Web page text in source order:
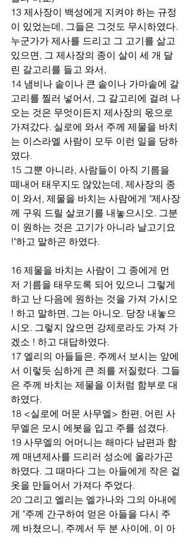
13 제사장이 백성에게 지켜야 하는 규정
이 있었는데, 그들은 그것도 무시하였다.
누군가가 제사를 드리고 그 고기를 삶고
있으면, 그 제사장의 종이 살이 세 개 달
린 갈고리를 들고 와서,
14 냄비나 솥이나 큰 솥이나 가마솥에 갈
고리를 찔러 넣어서, 그 갈고리에 걸려 나
오는 것은 무엇이든지 제사장의 몫으로
가져갔다. 실로에 와서 주께 제물을 바치
는 이스라엘 사람이 모두 이런 일을 당하
였다.
15 그뿐 아니라, 사람들이 아직 기름을
떼내어 태우지도 않았는데, 제사장의 종
이 와서, 제물을 바치는 사람에게 "제사장
께 구워 드릴 살코기를 내놓으시오. 그분
이 원하는 것은 고기가 아니라 날고기요
!"하고 말하곤 하였다.
16 제물을 바치는 사람이 그 종에게 먼
저 기름을 태우도록 되어 있으니 그렇게
하고 난 다음에 원하는 것을 가져 가시오
! 하고 말하면, 그는 아니오. 당장 내놓으
시오. 그렇지 않으면 강제로라도 가져 가
겠소 ! 하고 대답하였다.
17 엘리의 아들들은, 주께서 보시는 앞에
서 이렇듯 심하게 큰 죄를 저질렀다. 그들
은 주께 바치는 제물을 이처럼 함부로 대
하였다.
18 <실로에 머문 사무엘> 한편, 어린 사
무엘은 모시 에봇을 입고 주를 섬겼다.
19 사무엘의 어머니는 해마다 남편과 함
께 매년제사를 드리러 성소에 올라가곤
하였다. 그 때마다 그는 아들에게 작은 겉
옷을 만들어서 가져다 주었다.
20 그리고 엘리는 엘가나와 그의 아내에
게 "주께 간구하여 얻은 아들을 다시 주
께 바쳤으니, 주께서 두 분 사이에, 이 아